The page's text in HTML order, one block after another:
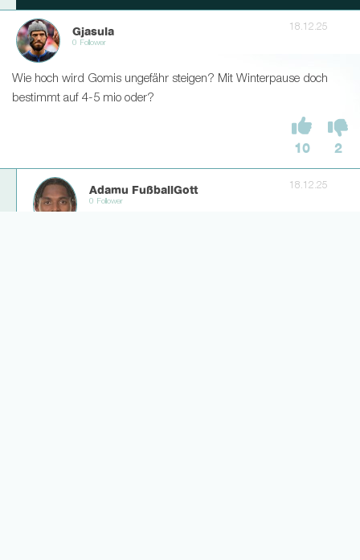
Gjasula
0 Follower
18.12.25
Wie hoch wird Gomis ungefähr steigen? Mit Winterpause doch
bestimmt auf 4-5 mio oder?
10 2
Adamu FußballGott
0 Follower
18.12.25